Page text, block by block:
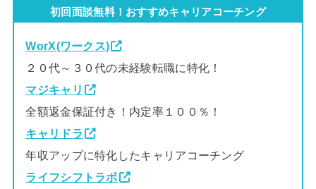
初回面談無料！おすすめキャリアコーチング
WorX(ワークス)
２０代～３０代の未経験転職に特化！
マジキャリ
全額返金保証付き！内定率１００％！
キャリドラ
年収アップに特化したキャリアコーチング
ライフシフトラボ